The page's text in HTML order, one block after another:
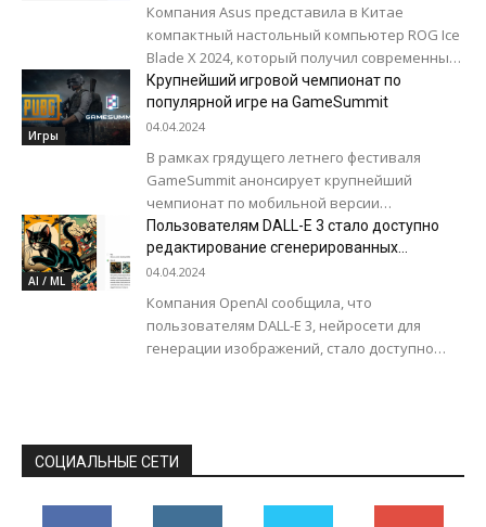
Компания Asus представила в Китае
компактный настольный компьютер ROG Ice
Blade X 2024, который получил современные
процессоры Intel и видеокарту Nvidia RTX
4070 Super....
Игры
Крупнейший игровой чемпионат по
популярной игре на GameSummit
04.04.2024
В рамках грядущего летнего фестиваля
GameSummit анонсирует крупнейший
чемпионат по мобильной версии
легендарной игры PUBG. Вышедшая в 2017
году, игра быстро покорила весь мир...
AI / ML
Пользователям DALL-E 3 стало доступно
редактирование сгенерированных
картинок
04.04.2024
Компания OpenAI сообщила, что
пользователям DALL-E 3, нейросети для
генерации изображений, стало доступно
СОЦИАЛЬНЫЕ СЕТИ